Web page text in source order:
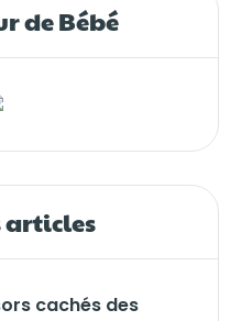
de Bébé
articles
cachés des